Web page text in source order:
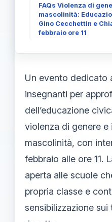
FAQs Violenza di
mascolinità:
Gino Cecchettin e
febbraio ore 11
Un evento dedicato
insegnanti per
dell’educazione
violenza di genere e
mascolinità, con
febbraio alle ore 11.
aperta alle scuole
propria classe e
sensibilizzazione sui